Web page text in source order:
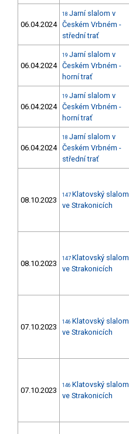
06.04.2024
18 Jarní slalom v
Českém Vrbném -
střední trať
06.04.2024
19 Jarní slalom v
Českém Vrbném -
horní trať
06.04.2024
19 Jarní slalom v
Českém Vrbném -
horní trať
06.04.2024
18 Jarní slalom v
Českém Vrbném -
střední trať
08.10.2023
147 Klatovský slalom
ve Strakonicích
08.10.2023
147 Klatovský slalom
ve Strakonicích
07.10.2023
146 Klatovský slalom
ve Strakonicích
07.10.2023
146 Klatovský slalom
ve Strakonicích